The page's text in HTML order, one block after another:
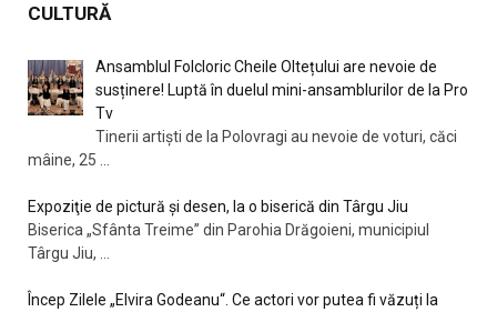
CULTURĂ
Ansamblul Folcloric Cheile Oltețului are nevoie de
susținere! Luptă în duelul mini-ansamblurilor de la Pro
Tv
Tinerii artişti de la Polovragi au nevoie de voturi, căci
mâine, 25
Expoziţie de pictură şi desen, la o biserică din Târgu Jiu
Biserica „Sfânta Treime” din Parohia Drăgoieni, municipiul
Târgu Jiu,
Încep Zilele „Elvira Godeanu“. Ce actori vor putea fi văzuți la